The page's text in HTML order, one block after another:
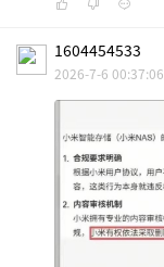
1604454533
2026-7-6 00:37:06